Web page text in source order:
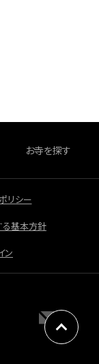
お寺を探す
リシー
基本方針
ン